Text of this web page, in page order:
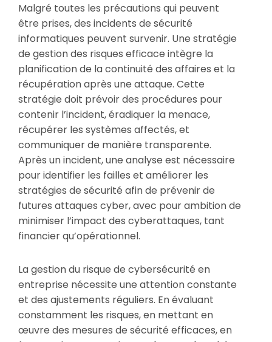
Malgré toutes les précautions qui peuvent
être prises, des incidents de sécurité
informatiques peuvent survenir. Une stratégie
de gestion des risques efficace intègre la
planification de la continuité des affaires et la
récupération après une attaque. Cette
stratégie doit prévoir des procédures pour
contenir l’incident, éradiquer la menace,
récupérer les systèmes affectés, et
communiquer de manière transparente.
Après un incident, une analyse est nécessaire
pour identifier les failles et améliorer les
stratégies de sécurité afin de prévenir de
futures attaques cyber, avec pour ambition de
minimiser l’impact des cyberattaques, tant
financier qu’opérationnel.
La gestion du risque de cybersécurité en
entreprise nécessite une attention constante
et des ajustements réguliers. En évaluant
constamment les risques, en mettant en
œuvre des mesures de sécurité efficaces, en